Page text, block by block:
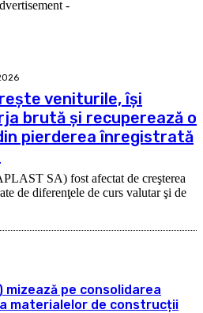
-
veniturile, își
brută și recuperează o
pierderea înregistrată
SA) fost afectat de creşterea
de diferenţele de curs valutar şi de
mizează pe consolidarea
materialelor de construcții